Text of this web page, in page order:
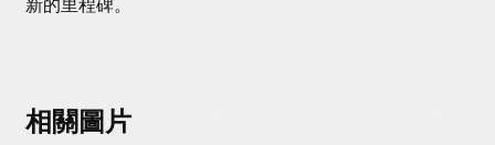
新的里程碑。
相關圖片